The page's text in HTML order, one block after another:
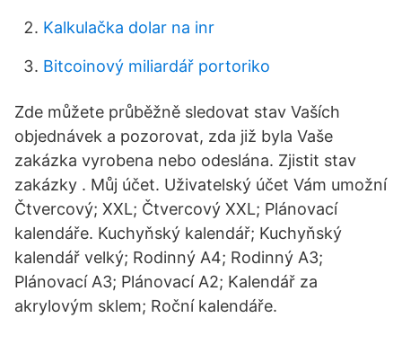
Kalkulačka dolar na inr
Bitcoinový miliardář portoriko
Zde můžete průběžně sledovat stav Vaších
objednávek a pozorovat, zda již byla Vaše
zakázka vyrobena nebo odeslána. Zjistit stav
zakázky . Můj účet. Uživatelský účet Vám umožní
Čtvercový; XXL; Čtvercový XXL; Plánovací
kalendáře. Kuchyňský kalendář; Kuchyňský
kalendář velký; Rodinný A4; Rodinný A3;
Plánovací A3; Plánovací A2; Kalendář za
akrylovým sklem; Roční kalendáře.